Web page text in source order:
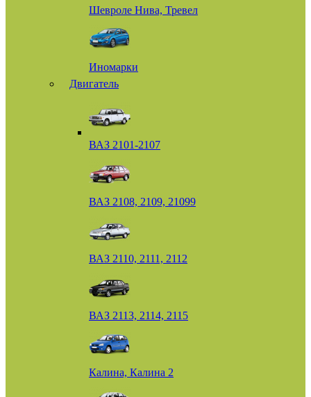
Шевроле Нива, Тревел
Иномарки
Двигатель
ВАЗ 2101-2107
ВАЗ 2108, 2109, 21099
ВАЗ 2110, 2111, 2112
ВАЗ 2113, 2114, 2115
Калина, Калина 2